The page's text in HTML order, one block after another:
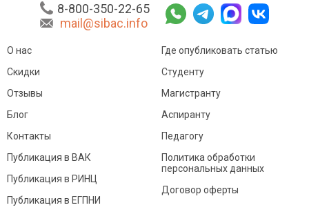
8-800-350-22-65
mail@sibac.info
О нас
Скидки
Отзывы
Блог
Контакты
Где опубликовать статью
Студенту
Магистранту
Аспиранту
Педагогу
Публикация в ВАК
Публикация в РИНЦ
Публикация в ЕГПНИ
Политика обработки
персональных данных
Договор оферты